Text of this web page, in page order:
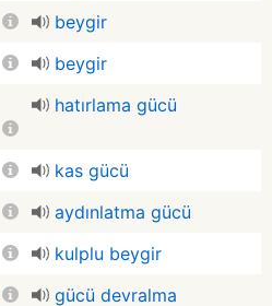
beygir
beygir
hatırlama gücü
kas gücü
aydınlatma gücü
kulplu beygir
gücü devralma